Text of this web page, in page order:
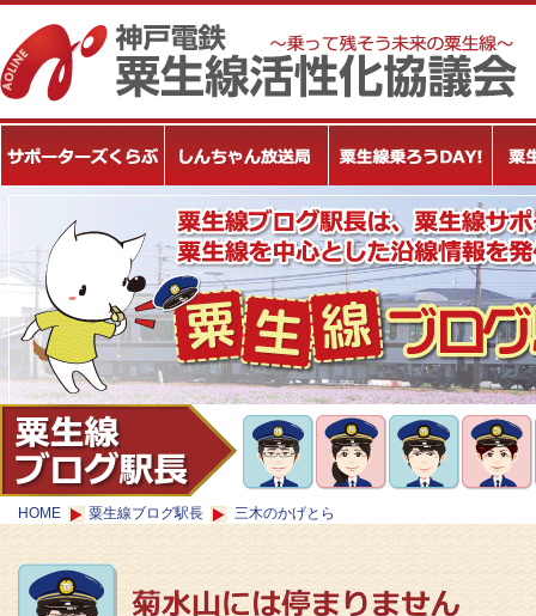
HOME 粟生線ブログ駅長 三木のかげとら